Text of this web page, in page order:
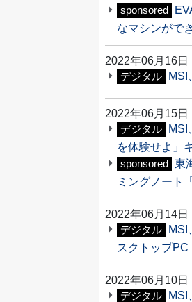
sponsored
なマシンがで
2022年06月16日
デジタル MSI
2022年06月15日
デジタル
MSI
を体験せよ」
sponsored
東
ミングノート
2022年06月14日
デジタル
MSI
スクトップ
2022年06月10日
デジタル
MSI